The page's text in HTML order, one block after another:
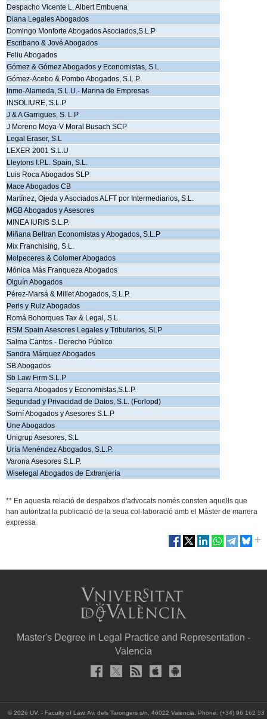
Despacho Vicente L. Albert Embuena
Diana Legales Abogados
Domingo Monforte Abogados Asociados,S.L.P
Escribano & Jové Abogados
Feliu Abogados
Gómez & Gómez Abogados y Economistas, S.L.
Gómez-Acebo & Pombo Abogados, S.L.P.
Inmo-Alameda, S.L.U.- Marina de Empresas
INSOLIURE, S.L.P
J & A Garrigues, S. L.P
J Moreno Moya-V Moral Busach SCP
Legal Eraser, S.L
LEXER 2001 S.L.U
Lleytons I.P.L. Spain, S.L.
Luis Roca Abogados SLP
Mace Abogados CB
Martínez, Ojeda y Asociados ALFT por Intermediarios, S.L.
MGB Abogados y Asesores
MINEA IURIS S.L.P.
Miñana Beltran Economistas y Abogados, S.L.P
Mix Franchising, S.L.
Molpeceres & Colomer Abogados
Mónica Más Franqueza Abogados
Olguín Abogados
Pérez-Marsá & Millet Abogados, S.L.P.
Peris y Ruiz Abogados
Romá Bohorques Tax & Legal, S.L.
RSM Spain Asesores Legales y Tributarios, SLP
Salma Cantos - Derecho Público
Sandra Márquez Abogados
SB Abogados
Sb Law Firm S.L.P
Segarra Abogados y Economistas,S.L.P.
Seguridad y Privacidad de Datos, S.L. (Forlopd)
Sorní Abogados y Asesores S.L.P
Une Abogados
Unigrup Asesores, S.L
Uría Menéndez Abogados, S.L.P.
Varona Asesores S.L.P.
Wiselegal Abogados de Extranjería
** En aquesta relació de despatxos d'advocats només consten aquells que
han autoritzat la publicació de la seua col·laboració amb el Màster de manera
expressa
Master's Degree in Legal Practice and Representation -
Valencia
© 2026 UV. - Faculty of Law. Av. dels Tarongers s/n, 46022 Valencia. Phone: (+34) 96 162 53